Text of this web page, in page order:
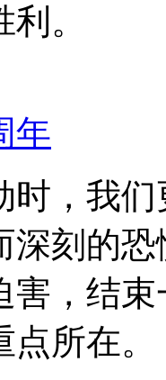
。
年
时，我
深刻的
害，结
所在。